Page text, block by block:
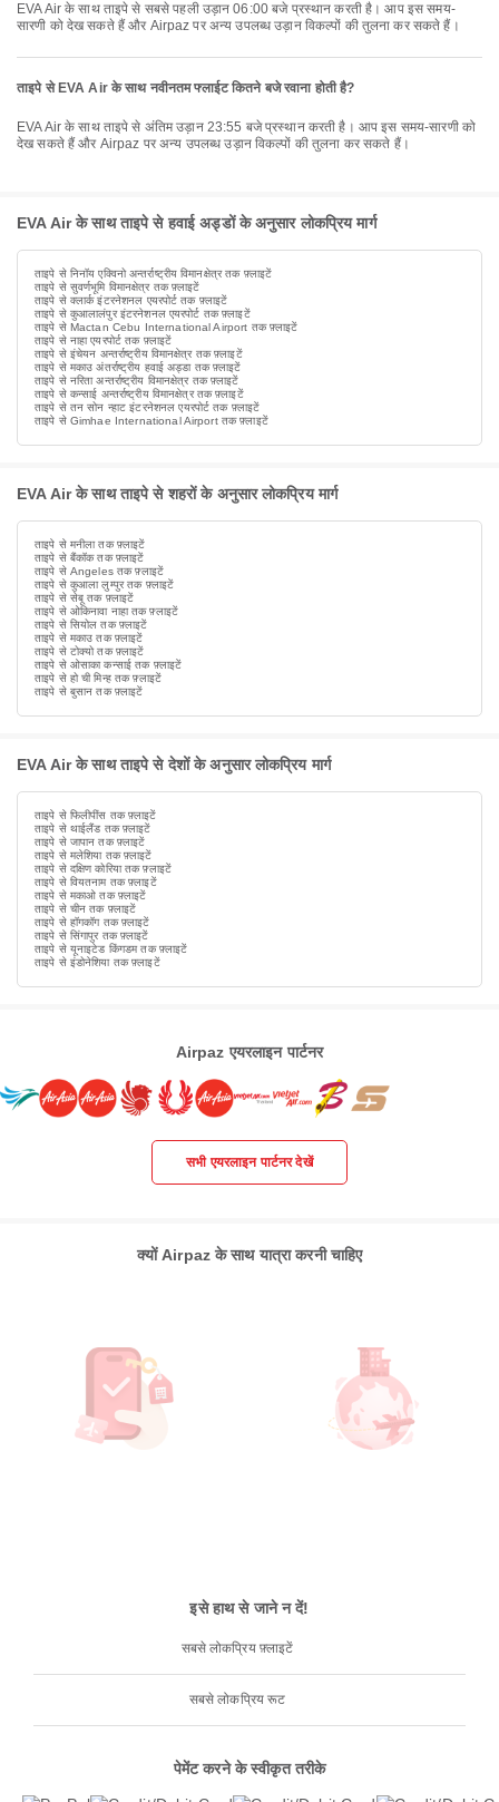
EVA Air के साथ ताइपे से सबसे पहली उड़ान 06:00 बजे प्रस्थान करती है। आप इस समय-
सारणी को देख सकते हैं और Airpaz पर अन्य उपलब्ध उड़ान विकल्पों की तुलना कर सकते हैं।
ताइपे से EVA Air के साथ नवीनतम फ्लाईट कितने बजे रवाना होती है?
EVA Air के साथ ताइपे से अंतिम उड़ान 23:55 बजे प्रस्थान करती है। आप इस समय-सारणी को
देख सकते हैं और Airpaz पर अन्य उपलब्ध उड़ान विकल्पों की तुलना कर सकते हैं।
EVA Air के साथ ताइपे से हवाई अड्डों के अनुसार लोकप्रिय मार्ग
ताइपे से निनॉय एक्विनो अन्तर्राष्ट्रीय विमानक्षेत्र तक फ़्लाइटें
ताइपे से सुवर्णभूमि विमानक्षेत्र तक फ़्लाइटें
ताइपे से क्लार्क इंटरनेशनल एयरपोर्ट तक फ़्लाइटें
ताइपे से कुआलालंपुर इंटरनेशनल एयरपोर्ट तक फ़्लाइटें
ताइपे से Mactan Cebu International Airport तक फ़्लाइटें
ताइपे से नाहा एयरपोर्ट तक फ़्लाइटें
ताइपे से इंचेयन अन्तर्राष्ट्रीय विमानक्षेत्र तक फ़्लाइटें
ताइपे से मकाउ अंतर्राष्ट्रीय हवाई अड्डा तक फ़्लाइटें
ताइपे से नरिता अन्तर्राष्ट्रीय विमानक्षेत्र तक फ़्लाइटें
ताइपे से कन्साई अन्तर्राष्ट्रीय विमानक्षेत्र तक फ़्लाइटें
ताइपे से तन सोन न्हाट इंटरनेशनल एयरपोर्ट तक फ़्लाइटें
ताइपे से Gimhae International Airport तक फ़्लाइटें
EVA Air के साथ ताइपे से शहरों के अनुसार लोकप्रिय मार्ग
ताइपे से मनीला तक फ़्लाइटें
ताइपे से बैंकॉक तक फ़्लाइटें
ताइपे से Angeles तक फ़्लाइटें
ताइपे से कुआला लुम्पुर तक फ़्लाइटें
ताइपे से सेबू तक फ़्लाइटें
ताइपे से ओकिनावा नाहा तक फ़्लाइटें
ताइपे से सियोल तक फ़्लाइटें
ताइपे से मकाउ तक फ़्लाइटें
ताइपे से टोक्यो तक फ़्लाइटें
ताइपे से ओसाका कन्साई तक फ़्लाइटें
ताइपे से हो ची मिन्ह तक फ़्लाइटें
ताइपे से बुसान तक फ़्लाइटें
EVA Air के साथ ताइपे से देशों के अनुसार लोकप्रिय मार्ग
ताइपे से फिलीपींस तक फ़्लाइटें
ताइपे से थाईलैंड तक फ़्लाइटें
ताइपे से जापान तक फ़्लाइटें
ताइपे से मलेशिया तक फ़्लाइटें
ताइपे से दक्षिण कोरिया तक फ़्लाइटें
ताइपे से वियतनाम तक फ़्लाइटें
ताइपे से मकाओ तक फ़्लाइटें
ताइपे से चीन तक फ़्लाइटें
ताइपे से हॉगकॉग तक फ़्लाइटें
ताइपे से सिंगापुर तक फ़्लाइटें
ताइपे से यूनाइटेड किंगडम तक फ़्लाइटें
ताइपे से इंडोनेशिया तक फ़्लाइटें
Airpaz एयरलाइन पार्टनर
सभी एयरलाइन पार्टनर देखें
क्यों Airpaz के साथ यात्रा करनी चाहिए
इसे हाथ से जाने न दें!
सबसे लोकप्रिय फ़्लाइटें
सबसे लोकप्रिय रूट
पेमेंट करने के स्वीकृत तरीके